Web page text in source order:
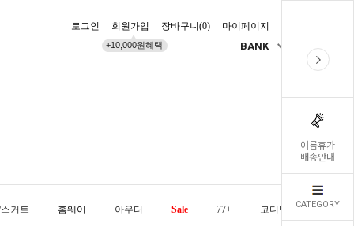
여름휴가
배송안내
CATEGORY
로그인 회원가입
+10,000원혜택
장바구니(0) 마이페이지
BANK
커트 홈웨어 아우터 Sale 77+ 코디템 오늘발송